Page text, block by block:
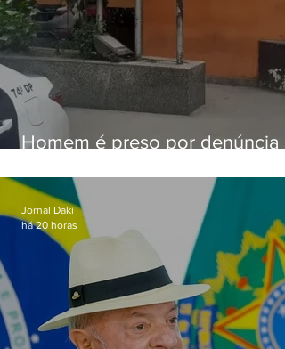
Homem é preso por denúncia
Alcântara
Jornal Daki
há 20 horas